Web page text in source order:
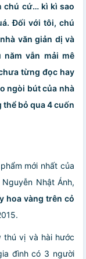
chú cứ… kì kì sao
Đối với tôi, chú
văn giản dị và
vẫn mải mê
từng đọc hay
ngòi bút của nhà
bỏ qua 4 cuốn
mới nhất của
Nhật Ánh,
hoa vàng trên cỏ
thú vị và hài hước
đình có 3 người